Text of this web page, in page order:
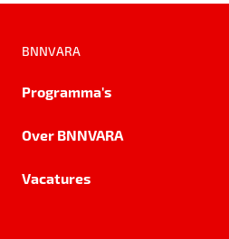
BNNVARA
Programma's
Over BNNVARA
Vacatures